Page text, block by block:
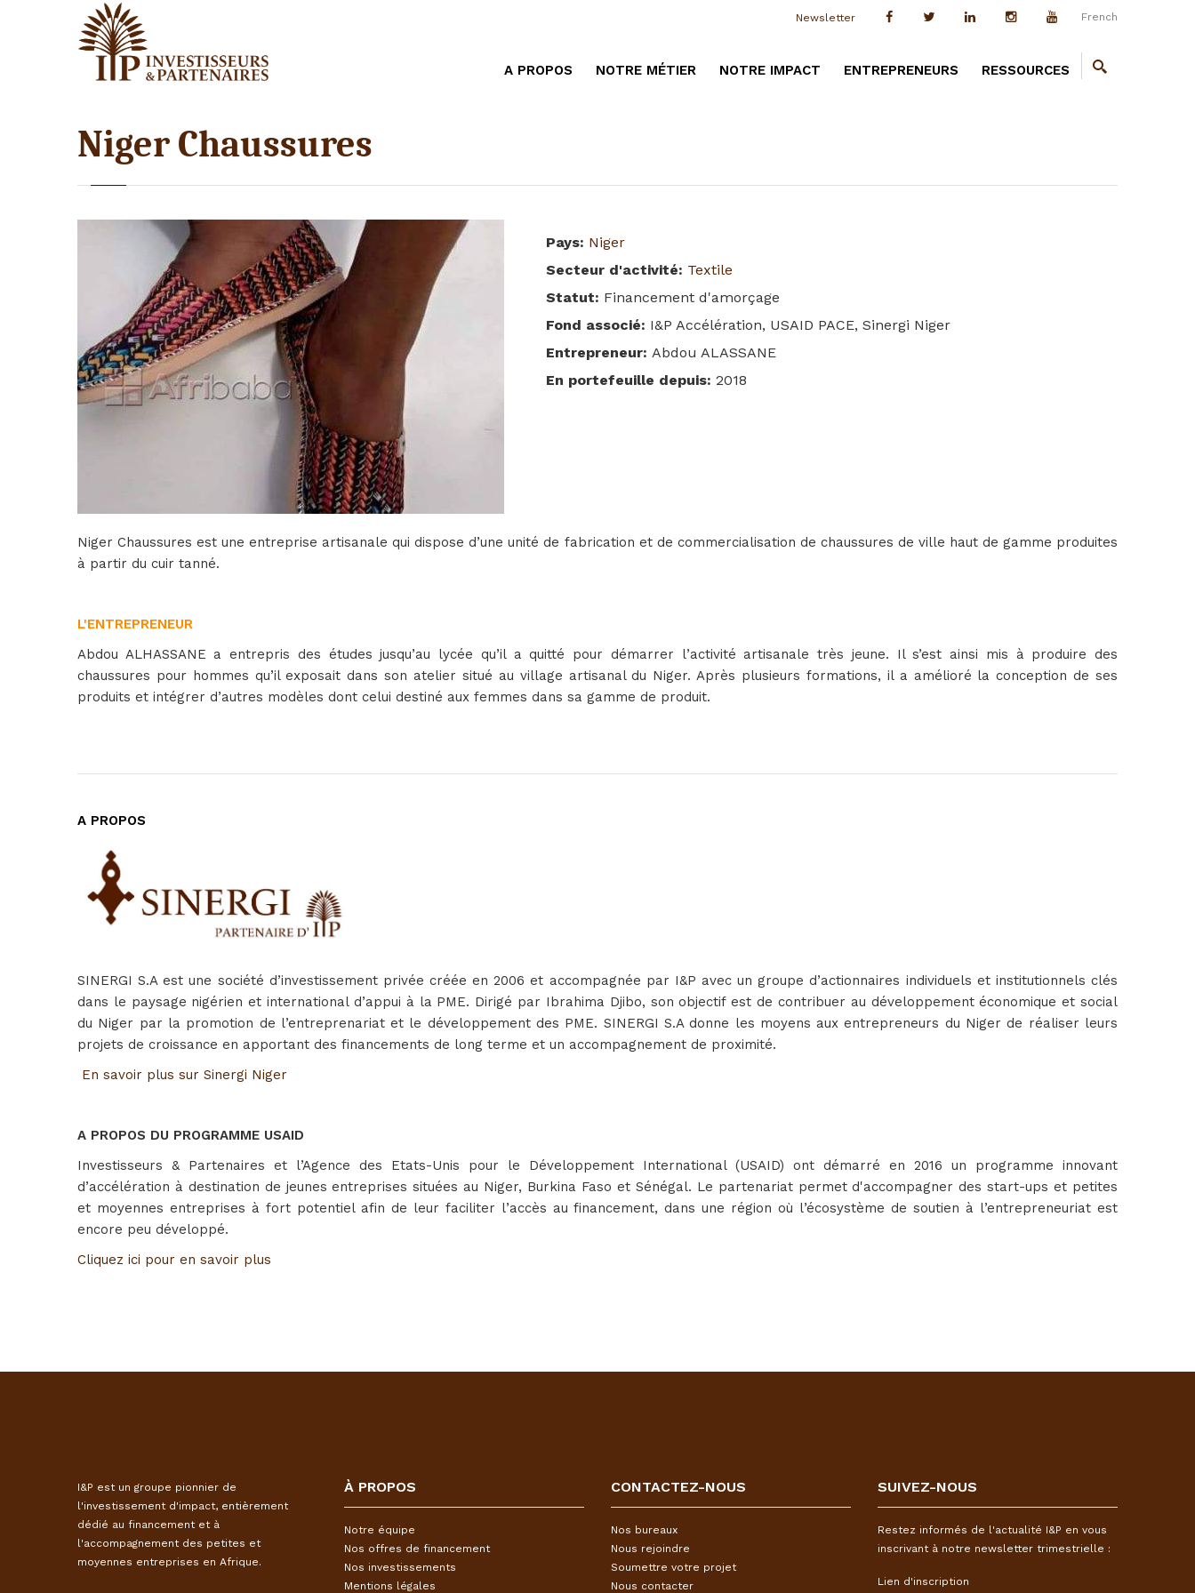
French
Newsletter
A PROPOS NOTRE MÉTIER NOTRE IMPACT ENTREPRENEURS RESSOURCES
Niger Chaussures
Pays: Niger
Secteur d'activité: Textile
Statut: Financement d'amorçage
Fond associé: I&P Accélération, USAID PACE, Sinergi Niger
Entrepreneur: Abdou ALASSANE
En portefeuille depuis: 2018
Niger Chaussures est une entreprise artisanale qui dispose d’une unité de fabrication et de commercialisation de chaussures de ville haut de gamme produites
à partir du cuir tanné.
L'ENTREPRENEUR
Abdou ALHASSANE a entrepris des études jusqu’au lycée qu’il a quitté pour démarrer l’activité artisanale très jeune. Il s’est ainsi mis à produire des
chaussures pour hommes qu’il exposait dans son atelier situé au village artisanal du Niger. Après plusieurs formations, il a amélioré la conception de ses
produits et intégrer d’autres modèles dont celui destiné aux femmes dans sa gamme de produit.
A PROPOS
SINERGI S.A est une société d’investissement privée créée en 2006 et accompagnée par I&P avec un groupe d’actionnaires individuels et institutionnels clés
dans le paysage nigérien et international d’appui à la PME. Dirigé par Ibrahima Djibo, son objectif est de contribuer au développement économique et social
du Niger par la promotion de l’entreprenariat et le développement des PME. SINERGI S.A donne les moyens aux entrepreneurs du Niger de réaliser leurs
projets de croissance en apportant des financements de long terme et un accompagnement de proximité.
En savoir plus sur Sinergi Niger
A PROPOS DU PROGRAMME USAID
Investisseurs & Partenaires et l’Agence des Etats-Unis pour le Développement International (USAID) ont démarré en 2016 un programme innovant
d’accélération à destination de jeunes entreprises situées au Niger, Burkina Faso et Sénégal. Le partenariat permet d'accompagner des start-ups et petites
et moyennes entreprises à fort potentiel afin de leur faciliter l’accès au financement, dans une région où l’écosystème de soutien à l’entrepreneuriat est
encore peu développé.
Cliquez ici pour en savoir plus
I&P est un groupe pionnier de
l'investissement d'impact, entièrement
dédié au financement et à
l'accompagnement des petites et
moyennes entreprises en Afrique.
À PROPOS
Notre équipe
Nos offres de financement
Nos investissements
Mentions légales
CONTACTEZ-NOUS
Nos bureaux
Nous rejoindre
Soumettre votre projet
Nous contacter
SUIVEZ-NOUS
Restez informés de l'actualité I&P en vous
inscrivant à notre newsletter trimestrielle :
Lien d'inscription